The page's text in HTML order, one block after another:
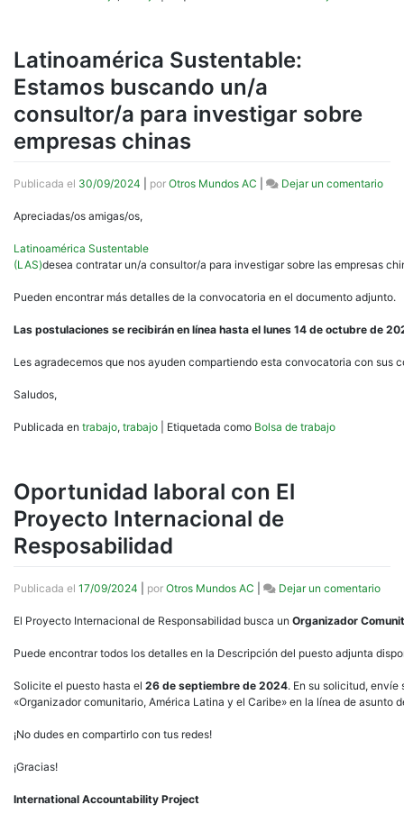
Latinoamérica Sustentable:
Estamos buscando un/a
consultor/a para investigar sobre
empresas chinas
Publicada el 30/09/2024 por Otros Mundos AC Dejar un comentarioen
Apreciadas/os amigas/os,
Latinoamérica Sustentable
(LAS)desea contratar un/a consultor/a para investigar sobre las empresas
Pueden encontrar más detalles de la convocatoria en el documento adjunto.
Las postulaciones se recibirán en línea hasta el lunes 14 de octubre de
Les agradecemos que nos ayuden compartiendo esta convocatoria con sus
Saludos,
Publicada en trabajo, trabajo Etiquetada como Bolsa de trabajo
Oportunidad laboral con El
Proyecto Internacional de
Resposabilidad
Publicada el 17/09/2024 por Otros Mundos AC Dejar un comentarioen
El
El Proyecto Internacional de Responsabilidad busca un Organizador
Puede encontrar todos los detalles en la Descripción del puesto adjunta
Solicite el puesto hasta el 26 de septiembre de 2024. En su solicitud,
«Organizador comunitario, América Latina y el Caribe» en la línea de
¡No dudes en compartirlo con tus redes!
¡Gracias!
International Accountability Project